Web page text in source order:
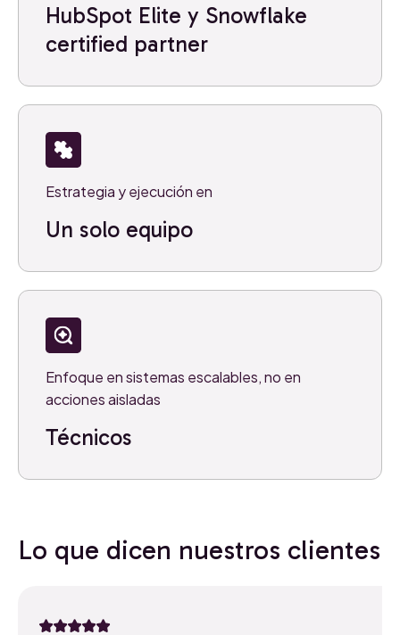
HubSpot Elite y Snowflake
certified partner
Un solo equipo
Estrategia y ejecución en
Técnicos
Enfoque en sistemas escalables, no en
acciones aisladas
Lo que dicen nuestros clientes